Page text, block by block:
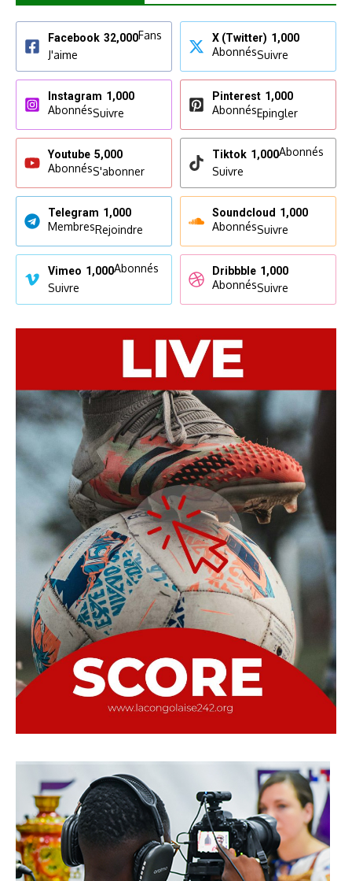
Facebook 32,000Fans
J'aime
X (Twitter) 1,000
AbonnésSuivre
Instagram 1,000
AbonnésSuivre
Pinterest 1,000
AbonnésEpingler
Youtube 5,000
AbonnésS'abonner
Tiktok 1,000Abonnés
Suivre
Telegram 1,000
MembresRejoindre
Soundcloud 1,000
AbonnésSuivre
Vimeo 1,000Abonnés
Suivre
Dribbble 1,000
AbonnésSuivre